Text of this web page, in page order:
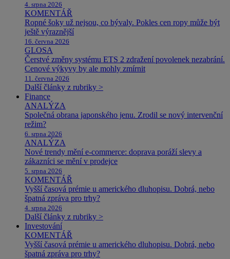
4. srpna 2026
KOMENTÁŘ
Ropné šoky už nejsou, co bývaly. Pokles cen ropy může být
ještě výraznější
16. června 2026
GLOSA
Čerstvé změny systému ETS 2 zdražení povolenek nezabrání.
Cenové výkyvy by ale mohly zmírnit
11. června 2026
Další články z rubriky >
Finance
ANALÝZA
Společná obrana japonského jenu. Zrodil se nový intervenční
režim?
6. srpna 2026
ANALÝZA
Nové trendy mění e-commerce: doprava poráží slevy a
zákazníci se mění v prodejce
5. srpna 2026
KOMENTÁŘ
Vyšší časová prémie u amerického dluhopisu. Dobrá, nebo
špatná zpráva pro trhy?
4. srpna 2026
Další články z rubriky >
Investování
KOMENTÁŘ
Vyšší časová prémie u amerického dluhopisu. Dobrá, nebo
špatná zpráva pro trhy?